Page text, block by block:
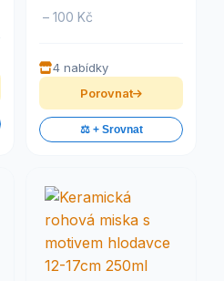
– 100 Kč
4 nabídky
Porovnat
⚖️ + Srovnat